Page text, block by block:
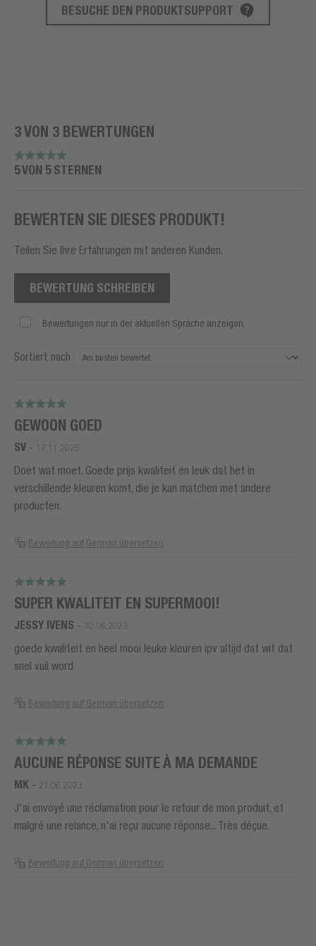
PRODUKT SUPPORT
BESUCHE DEN PRODUKTSUPPORT
3 VON 3 BEWERTUNGEN
5 VON 5 STERNEN
BEWERTEN SIE DIESES PRODUKT!
Teilen Sie Ihre Erfahrungen mit anderen Kunden.
BEWERTUNG SCHREIBEN
Bewertungen nur in der aktuellen Sprache anzeigen.
Sortiert nach
GEWOON GOED
SV - 17.11.2025
Doet wat moet. Goede prijs kwaliteit en leuk dat het in
verschillende kleuren komt, die je kan matchen met andere
producten.
Bewertung auf German übersetzen
SUPER KWALITEIT EN SUPERMOOI!
JESSY IVENS - 30.08.2023
goede kwaliteit en heel mooi leuke kleuren ipv altijd dat wit dat
snel vuil word
Bewertung auf German übersetzen
AUCUNE RÉPONSE SUITE À MA DEMANDE
MK - 21.06.2023
J'ai envoyé une réclamation pour le retour de mon produit, et
malgré une relance, n'ai reçu aucune réponse... Très déçue.
Bewertung auf German übersetzen